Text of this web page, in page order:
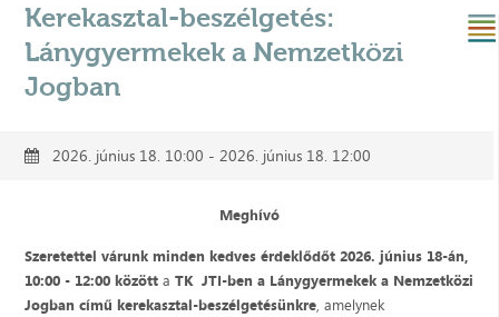
Kerekasztal-beszélgetés:
Lánygyermekek a Nemzetközi
Jogban
2026. június 18. 10:00 - 2026. június 18. 12:00
Meghívó
Szeretettel várunk minden kedves érdeklődőt 2026. június 18-án,
10:00 - 12:00 közötta TK JTI-ben a Lánygyermekek a Nemzetközi
Jogban című kerekasztal-beszélgetésünkre , amelynek